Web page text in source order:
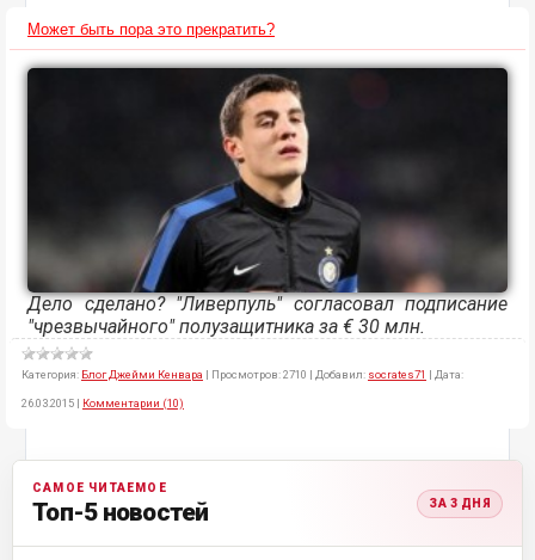
Может быть пора это прекратить?
Дело сделано? "Ливерпуль" согласовал подписание
"чрезвычайного" полузащитника за € 30 млн.
Категория: Блог Джейми Кенвара | Просмотров:2710 | Добавил: socrates71 | Дата:
26.03.2015 | Комментарии (10)
САМОЕ ЧИТАЕМОЕ
Топ-5 новостей ЗА 3 ДНЯ